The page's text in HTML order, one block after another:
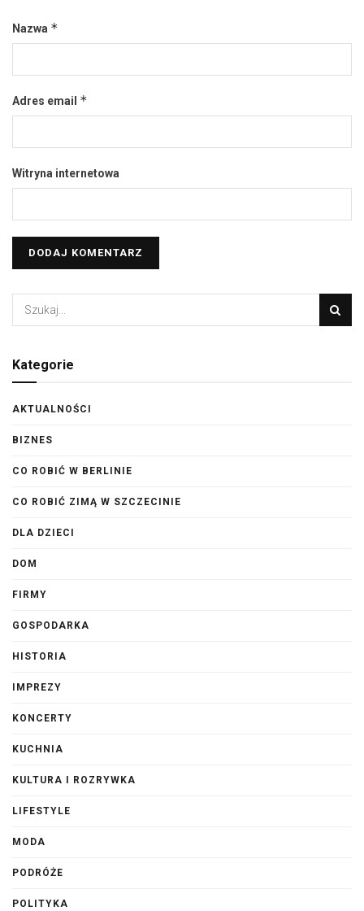
Nazwa *
Adres email *
Witryna internetowa
Kategorie
AKTUALNOŚCI
BIZNES
CO ROBIĆ W BERLINIE
CO ROBIĆ ZIMĄ W SZCZECINIE
DLA DZIECI
DOM
FIRMY
GOSPODARKA
HISTORIA
IMPREZY
KONCERTY
KUCHNIA
KULTURA I ROZRYWKA
LIFESTYLE
MODA
PODRÓŻE
POLITYKA